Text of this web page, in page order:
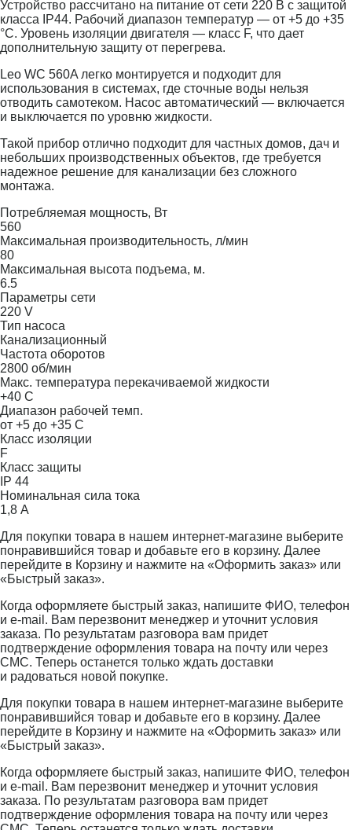
Устройство рассчитано на питание от сети 220 В с защитой
класса IP44. Рабочий диапазон температур — от +5 до +35
°C. Уровень изоляции двигателя — класс F, что дает
дополнительную защиту от перегрева.
Leo WC 560A легко монтируется и подходит для
использования в системах, где сточные воды нельзя
отводить самотеком. Насос автоматический — включается
и выключается по уровню жидкости.
Такой прибор отлично подходит для частных домов, дач и
небольших производственных объектов, где требуется
надежное решение для канализации без сложного
монтажа.
Потребляемая мощность, Вт
560
Максимальная производительность, л/мин
80
Максимальная высота подъема, м.
6.5
Параметры сети
220 V
Тип насоса
Канализационный
Частота оборотов
2800 об/мин
Макс. температура перекачиваемой жидкости
+40 С
Диапазон рабочей темп.
от +5 до +35 С
Класс изоляции
F
Класс защиты
IP 44
Номинальная сила тока
1,8 А
Для покупки товара в нашем интернет-магазине выберите
понравившийся товар и добавьте его в корзину. Далее
перейдите в Корзину и нажмите на «Оформить заказ» или
«Быстрый заказ».
Когда оформляете быстрый заказ, напишите ФИО, телефон
и e-mail. Вам перезвонит менеджер и уточнит условия
заказа. По результатам разговора вам придет
подтверждение оформления товара на почту или через
СМС. Теперь останется только ждать доставки
и радоваться новой покупке.
Для покупки товара в нашем интернет-магазине выберите
понравившийся товар и добавьте его в корзину. Далее
перейдите в Корзину и нажмите на «Оформить заказ» или
«Быстрый заказ».
Когда оформляете быстрый заказ, напишите ФИО, телефон
и e-mail. Вам перезвонит менеджер и уточнит условия
заказа. По результатам разговора вам придет
подтверждение оформления товара на почту или через